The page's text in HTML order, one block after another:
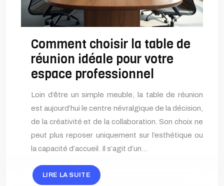
Comment choisir la table de
réunion idéale pour votre
espace professionnel
Loin d’être un simple meuble, la table de réunion
est aujourd’hui le centre névralgique de la décision,
de la créativité et de la collaboration. Son choix ne
peut plus reposer uniquement sur l’esthétique ou
la capacité d’accueil. Il s’agit d’un…
LIRE LA SUITE